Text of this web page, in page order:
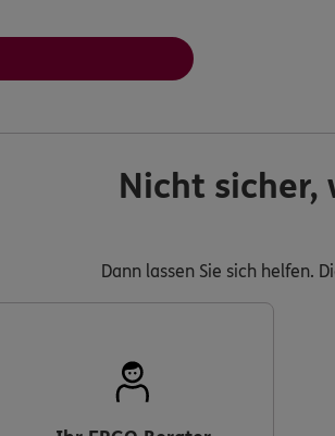
Nicht sicher,
Dann lassen Sie sich helfen.